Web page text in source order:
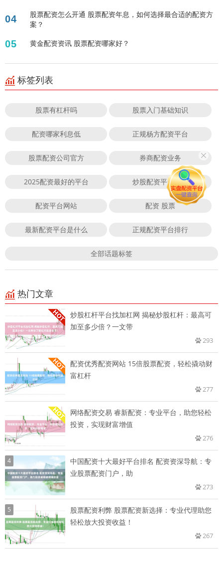
04
股票配资怎么开通 股票配资年息，如何选择最合适的配资方
案？
05 黄金配资资讯 股票配资哪家好？
标签列表
股票有杠杆吗 股票入门基础知识
配资哪家利息低 正规杨方配资平台
股票配资公司官方 券商配资业务
2025配资最好的平台 炒股配资平台官网
配资平台网站 配资 股票
最新配资平台是什么 正规配资平台排行
全部话题标签
热门文章
炒股杠杆平台找加杠网 揭秘炒股杠杆：最高可
加至多少倍？一文带
293
配资优秀配资网站 15倍股票配资，轻松撬动财
富杠杆
277
网络配资交易 睿新配资：专业平台，助您轻松
投资，实现财富增值
276
4
中国配资十大最好平台排名 配资资深导航：专
业股票配资门户，助
273
5
股票配资利弊 股票配资新选择：专业代理助您
轻松放大投资收益！
267